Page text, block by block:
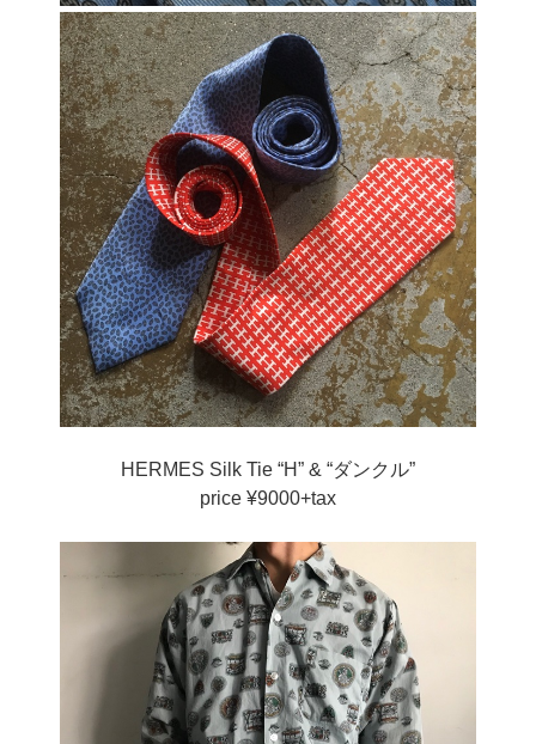
HERMES Silk Tie “H” & “ダンクル”
price ¥9000+tax